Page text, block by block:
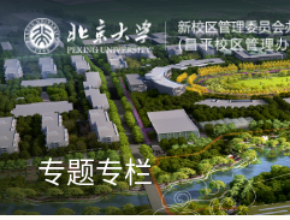
专题专栏